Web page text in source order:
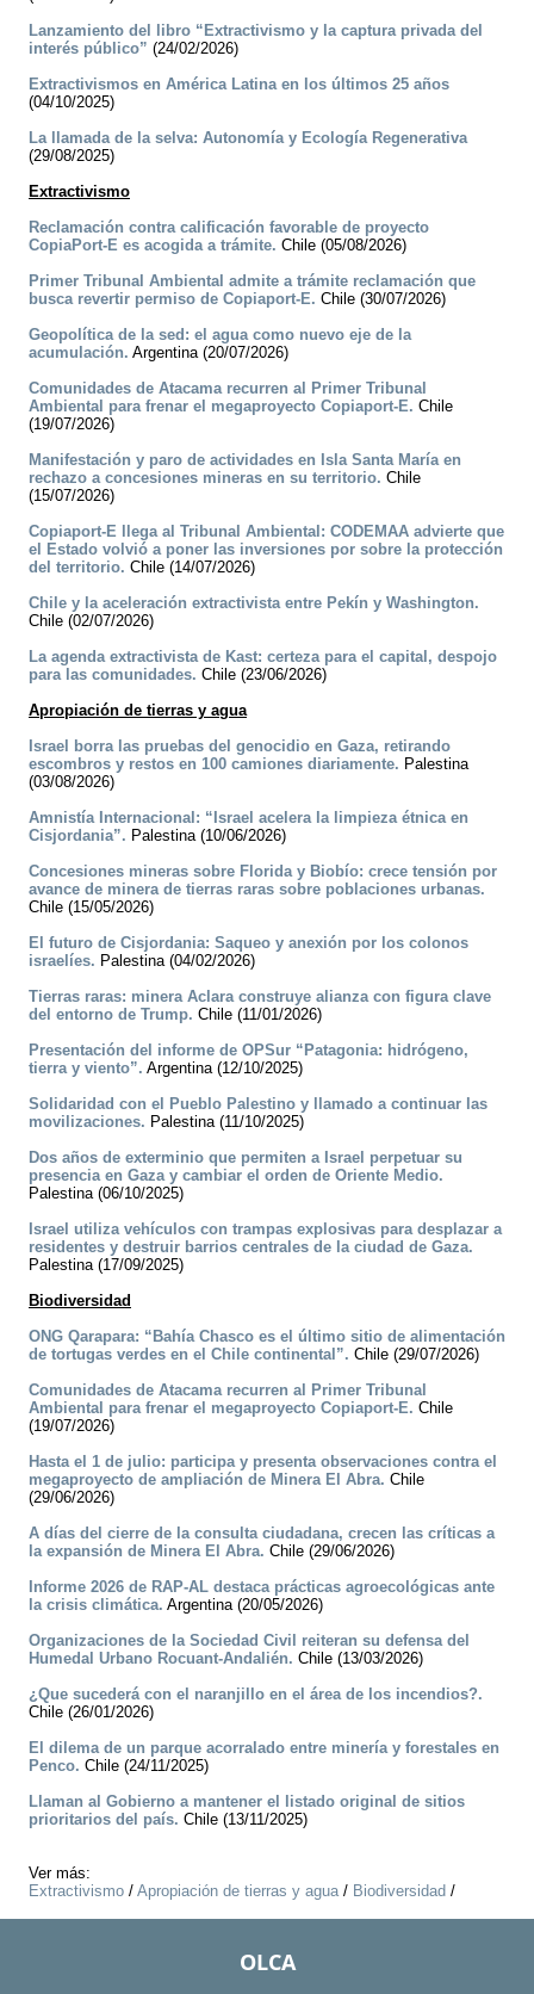
Lanzamiento del libro “Extractivismo y la captura privada del
interés público” (24/02/2026)
Extractivismos en América Latina en los últimos 25 años
(04/10/2025)
La llamada de la selva: Autonomía y Ecología Regenerativa
(29/08/2025)
Extractivismo
Reclamación contra calificación favorable de proyecto
CopiaPort-E es acogida a trámite. Chile (05/08/2026)
Primer Tribunal Ambiental admite a trámite reclamación que
busca revertir permiso de Copiaport-E. Chile (30/07/2026)
Geopolítica de la sed: el agua como nuevo eje de la
acumulación. Argentina (20/07/2026)
Comunidades de Atacama recurren al Primer Tribunal
Ambiental para frenar el megaproyecto Copiaport-E. Chile
(19/07/2026)
Manifestación y paro de actividades en Isla Santa María en
rechazo a concesiones mineras en su territorio. Chile
(15/07/2026)
Copiaport-E llega al Tribunal Ambiental: CODEMAA advierte que
el Estado volvió a poner las inversiones por sobre la protección
del territorio. Chile (14/07/2026)
Chile y la aceleración extractivista entre Pekín y Washington.
Chile (02/07/2026)
La agenda extractivista de Kast: certeza para el capital, despojo
para las comunidades. Chile (23/06/2026)
Apropiación de tierras y agua
Israel borra las pruebas del genocidio en Gaza, retirando
escombros y restos en 100 camiones diariamente. Palestina
(03/08/2026)
Amnistía Internacional: “Israel acelera la limpieza étnica en
Cisjordania”. Palestina (10/06/2026)
Concesiones mineras sobre Florida y Biobío: crece tensión por
avance de minera de tierras raras sobre poblaciones urbanas.
Chile (15/05/2026)
El futuro de Cisjordania: Saqueo y anexión por los colonos
israelíes. Palestina (04/02/2026)
Tierras raras: minera Aclara construye alianza con figura clave
del entorno de Trump. Chile (11/01/2026)
Presentación del informe de OPSur “Patagonia: hidrógeno,
tierra y viento”. Argentina (12/10/2025)
Solidaridad con el Pueblo Palestino y llamado a continuar las
movilizaciones. Palestina (11/10/2025)
Dos años de exterminio que permiten a Israel perpetuar su
presencia en Gaza y cambiar el orden de Oriente Medio.
Palestina (06/10/2025)
Israel utiliza vehículos con trampas explosivas para desplazar a
residentes y destruir barrios centrales de la ciudad de Gaza.
Palestina (17/09/2025)
Biodiversidad
ONG Qarapara: “Bahía Chasco es el último sitio de alimentación
de tortugas verdes en el Chile continental”. Chile (29/07/2026)
Comunidades de Atacama recurren al Primer Tribunal
Ambiental para frenar el megaproyecto Copiaport-E. Chile
(19/07/2026)
Hasta el 1 de julio: participa y presenta observaciones contra el
megaproyecto de ampliación de Minera El Abra. Chile
(29/06/2026)
A días del cierre de la consulta ciudadana, crecen las críticas a
la expansión de Minera El Abra. Chile (29/06/2026)
Informe 2026 de RAP-AL destaca prácticas agroecológicas ante
la crisis climática. Argentina (20/05/2026)
Organizaciones de la Sociedad Civil reiteran su defensa del
Humedal Urbano Rocuant-Andalién. Chile (13/03/2026)
¿Que sucederá con el naranjillo en el área de los incendios?.
Chile (26/01/2026)
El dilema de un parque acorralado entre minería y forestales en
Penco. Chile (24/11/2025)
Llaman al Gobierno a mantener el listado original de sitios
prioritarios del país. Chile (13/11/2025)
Ver más:
Extractivismo / Apropiación de tierras y agua/ Biodiversidad /
OLCA